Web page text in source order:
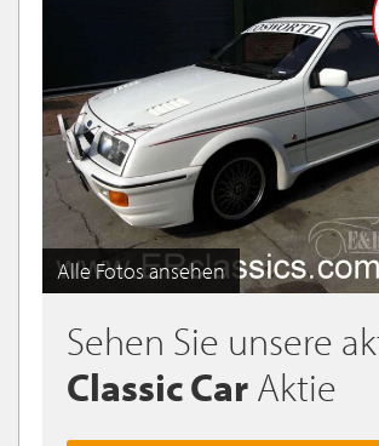
Alle Fotos ansehen
Sehen Sie unsere
Classic Car Aktie